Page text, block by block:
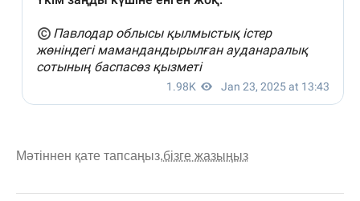
Мәтіннен қате тапсаңыз,бізге жазыңыз